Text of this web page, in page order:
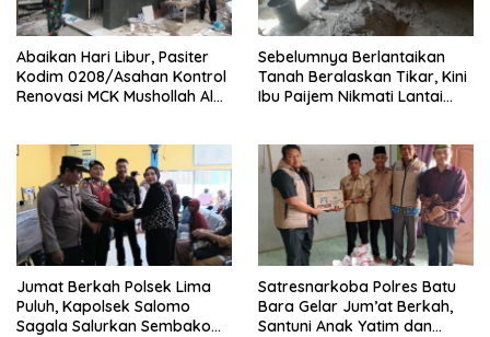
Abaikan Hari Libur, Pasiter
Kodim 0208/Asahan Kontrol
Renovasi MCK Mushollah Al
Sebelumnya Berlantaikan
Tanah Beralaskan Tikar, Kini
Ibu Paijem Nikmati Lantai
0208/Asahan
Jumat Berkah Polsek Lima
Puluh, Kapolsek Salomo
Sagala Salurkan Sembako
Satresnarkoba Polres Batu
Bara Gelar Jum’at Berkah,
Santuni Anak Yatim dan